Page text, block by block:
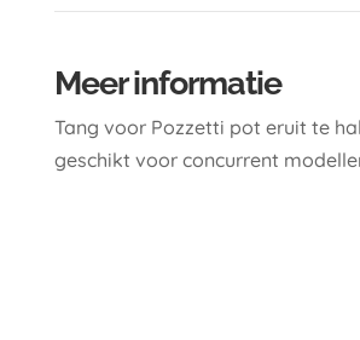
Meer informatie
Tang voor Pozzetti pot eruit te
geschikt voor concurrent